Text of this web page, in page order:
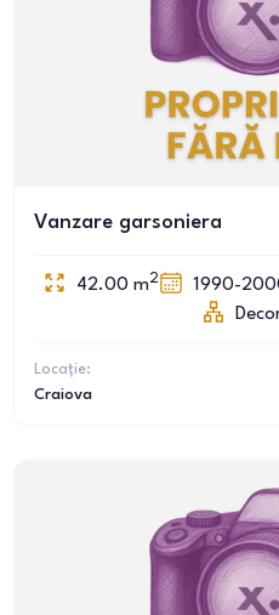
Vanzare garsoniera
42.00 m2 1990-
Locație:
Craiova